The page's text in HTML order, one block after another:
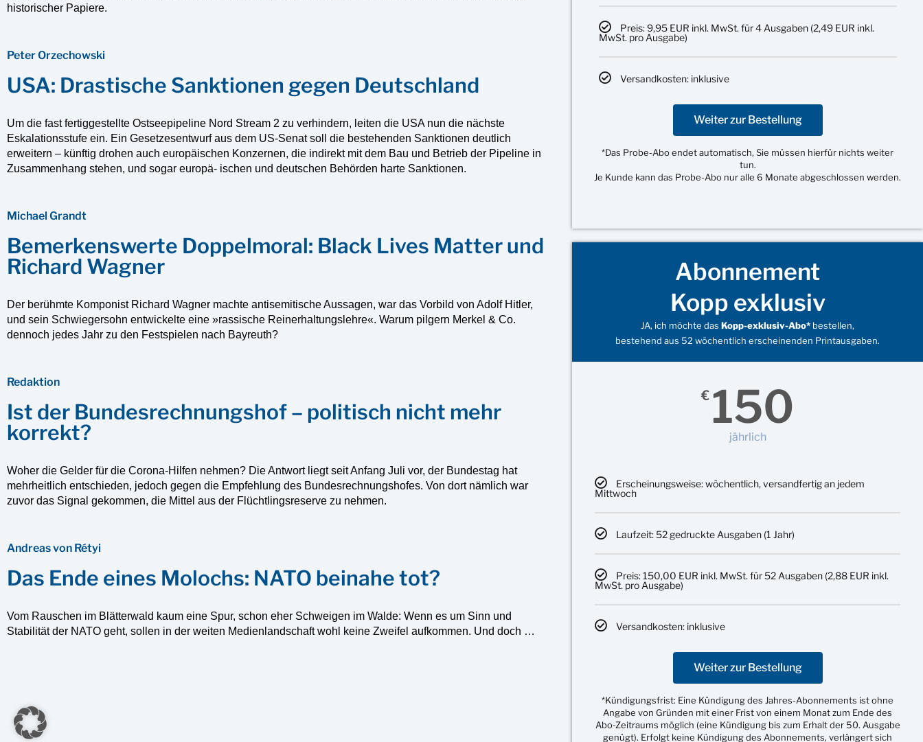
historischer Papiere.
Peter Orzechowski
USA: Drastische Sanktionen gegen Deutschland
Um die fast fertiggestellte Ostseepipeline Nord Stream 2 zu verhindern, leiten die USA nun die nächste
Eskalationsstufe ein. Ein Gesetzesentwurf aus dem US-Senat soll die bestehenden Sanktionen deutlich
erweitern – künftig drohen auch europäischen Konzernen, die indirekt mit dem Bau und Betrieb der Pipeline in
Zusammenhang stehen, und sogar europä- ischen und deutschen Behörden harte Sanktionen.
Michael Grandt
Bemerkenswerte Doppelmoral: Black Lives Matter und
Richard Wagner
Der berühmte Komponist Richard Wagner machte antisemitische Aussagen, war das Vorbild von Adolf Hitler,
und sein Schwiegersohn entwickelte eine »rassische Reinerhaltungslehre«. Warum pilgern Merkel & Co.
dennoch jedes Jahr zu den Festspielen nach Bayreuth?
Redaktion
Ist der Bundesrechnungshof – politisch nicht mehr
korrekt?
Woher die Gelder für die Corona-Hilfen nehmen? Die Antwort liegt seit Anfang Juli vor, der Bundestag hat
mehrheitlich entschieden, jedoch gegen die Empfehlung des Bundesrechnungshofes. Von dort nämlich war
zuvor das Signal gekommen, die Mittel aus der Flüchtlingsreserve zu nehmen.
Andreas von Rétyi
Das Ende eines Molochs: NATO beinahe tot?
Vom Rauschen im Blätterwald kaum eine Spur, schon eher Schweigen im Walde: Wenn es um Sinn und
Stabilität der NATO geht, sollen in der weiten Medienlandschaft wohl keine Zweifel aufkommen. Und doch …
Preis: 9,95 EUR inkl. MwSt. für 4 Ausgaben (2,49 EUR inkl.
MwSt. pro Ausgabe)
Versandkosten: inklusive
Weiter zur Bestellung
*Das Probe-Abo endet automatisch, Sie müssen hierfür nichts weiter
tun.
Je Kunde kann das Probe-Abo nur alle 6 Monate abgeschlossen werden.
Abonnement
Kopp exklusiv
JA, ich möchte dasKopp-exklusiv-Abo* bestellen,
bestehend aus 52 wöchentlich erscheinenden Printausgaben.
€ 150
jährlich
Erscheinungsweise: wöchentlich, versandfertig an jedem
Mittwoch
Laufzeit: 52 gedruckte Ausgaben (1 Jahr)
Preis: 150,00 EUR inkl. MwSt. für 52 Ausgaben (2,88 EUR inkl.
MwSt. pro Ausgabe)
Versandkosten: inklusive
Weiter zur Bestellung
*Kündigungsfrist: Eine Kündigung des Jahres-Abonnements ist ohne
Angabe von Gründen mit einer Frist von einem Monat zum Ende des
Abo-Zeitraums möglich (eine Kündigung bis zum Erhalt der 50. Ausgabe
genügt). Erfolgt keine Kündigung des Abonnements, verlängert sich